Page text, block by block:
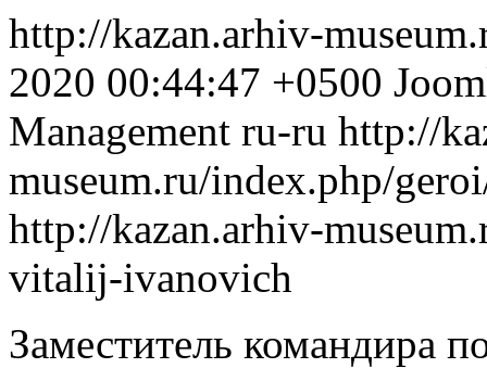
http://kazan.arhiv-
2020 00:44:47 +0500
Management ru-ru http://
museum.ru/index.php/
http://kazan.arhiv-
vitalij-ivanovich
Заместитель командира